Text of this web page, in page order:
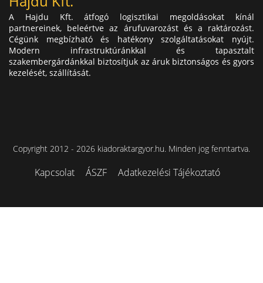
A Hajdu Kft. átfogó logisztikai megoldásokat kínál
partnereinek, beleértve az árufuvarozást és a raktározást.
Cégünk megbízható és hatékony szolgáltatásokat nyújt.
Modern infrastruktúránkkal és tapasztalt
szakembergárdánkkal biztosítjuk az áruk biztonságos és gyors
kezelését, szállítását.
Copyright 2012 - 2026 kiadoraktargyor.hu. Minden jog fenntartva.
Kapcsolat ÁSZF Adatkezelési Tájékoztató